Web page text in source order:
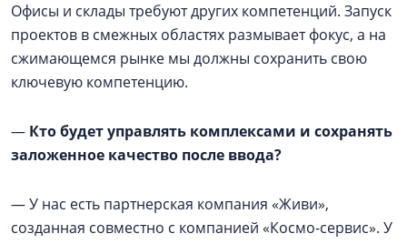
Офисы и склады требуют других компетенций. Запуск
проектов в смежных областях размывает фокус, а на
сжимающемся рынке мы должны сохранить свою
ключевую компетенцию.
— Кто будет управлять комплексами и сохранять
заложенное качество после ввода?
— У нас есть партнерская компания «Живи»,
созданная совместно с компанией «Космо-сервис». У